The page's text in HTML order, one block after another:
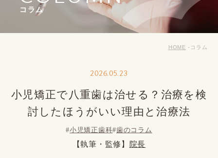
コラム
HOME コラム
2026.05.23
小児矯正で八重歯は治せる？治療を検
討したほうがいい理由と治療法
#小児矯正歯科#歯のコラム
【執筆・監修】 院長